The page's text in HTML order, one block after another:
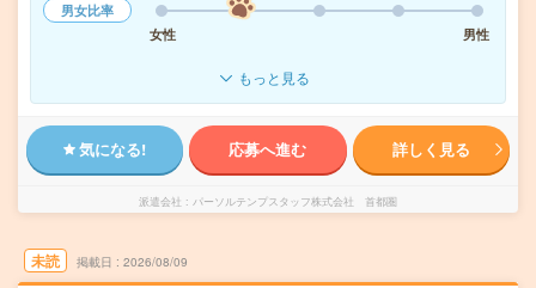
男女比率
女性
男性
もっと見る
気になる! 応募へ進む 詳しく見る
派遣会社 パーソルテンプスタッフ株式会社 首都圏
未読 掲載日 2026/08/09